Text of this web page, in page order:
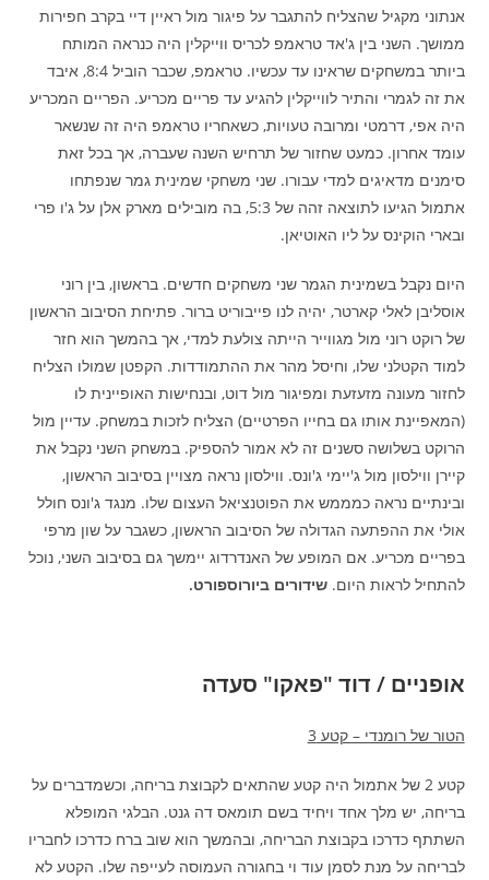
אנתוני מקגיל שהצליח להתגבר על פיגור מול ראיין דיי בקרב חפירות
ממושך. השני בין ג'אד טראמפ לכריס ווייקלין היה כנראה המותח
ביותר במשחקים שראינו עד עכשיו. טראמפ, שכבר הוביל 8:4, איבד
את זה לגמרי והתיר לווייקלין להגיע עד פריים מכריע. הפריים המכריע
היה אפי, דרמטי ומרובה טעויות, כשאחריו טראמפ היה זה שנשאר
עומד אחרון. כמעט שחזור של תרחיש השנה שעברה, אך בכל זאת
סימנים מדאיגים למדי עבורו. שני משחקי שמינית גמר שנפתחו
אתמול הגיעו לתוצאה זהה של 5:3, בה מובילים מארק אלן על ג'ו פרי
ובארי הוקינס על ליו האוטיאן.
היום נקבל בשמינית הגמר שני משחקים חדשים. בראשון, בין רוני
אוסליבן לאלי קארטר, יהיה לנו פייבוריט ברור. פתיחת הסיבוב הראשון
של רוקט רוני מול מגווייר הייתה צולעת למדי, אך בהמשך הוא חזר
למוד הקטלני שלו, וחיסל מהר את ההתמודדות. הקפטן שמולו הצליח
לחזור מעונה מזעזעת ומפיגור מול דוט, ובנחישות האופיינית לו
(המאפיינת אותו גם בחייו הפרטיים) הצליח לזכות במשחק. עדיין מול
הרוקט בשלושה סשנים זה לא אמור להספיק. במשחק השני נקבל את
קיירן ווילסון מול ג'יימי ג'ונס. ווילסון נראה מצויין בסיבוב הראשון,
ובינתיים נראה כמממש את הפוטנציאל העצום שלו. מנגד ג'ונס חולל
אולי את ההפתעה הגדולה של הסיבוב הראשון, כשגבר על שון מרפי
בפריים מכריע. אם המופע של האנדרדוג יימשך גם בסיבוב השני, נוכל
להתחיל לראות היום.שידורים ביורוספורט.
אופניים / דוד "פאקו" סעדה
הטור של רומנדי – קטע 3
קטע 2 של אתמול היה קטע שהתאים לקבוצת בריחה, וכשמדברים על
בריחה, יש מלך אחד ויחיד בשם תומאס דה גנט. הבלגי המופלא
השתתף כדרכו בקבוצת הבריחה, ובהמשך הוא שוב ברח כדרכו לחבריו
לבריחה על מנת לסמן עוד וי בחגורה העמוסה לעייפה שלו. הקטע לא